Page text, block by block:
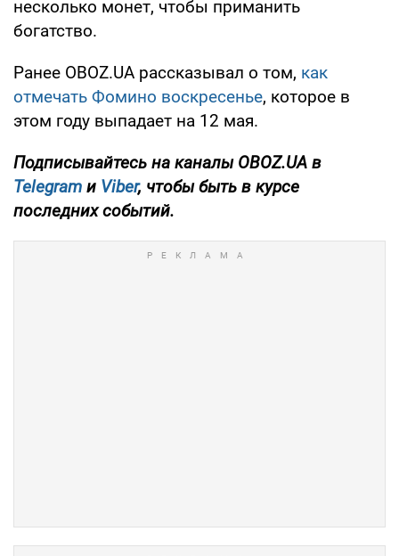
несколько монет, чтобы приманить
богатство.
Ранее OBOZ.UA рассказывал о том, как
отмечать Фомино воскресенье, которое в
этом году выпадает на 12 мая.
Подписывайтесь на каналы OBOZ.UA в
Telegram и Viber, чтобы быть в курсе
последних событий.